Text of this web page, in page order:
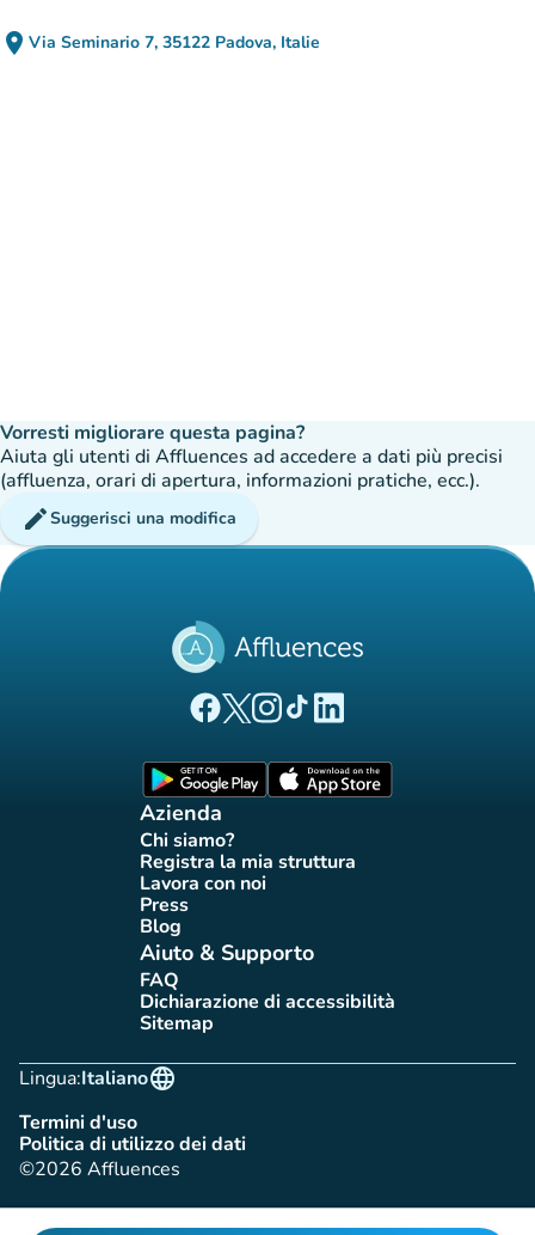
place Via Seminario 7, 35122 Padova, Italie
(apri in Google Maps)
(nuova scheda)
Vorresti migliorare questa pagina?
Aiuta gli utenti di Affluences ad accedere a dati più precisi
(affluenza, orari di apertura, informazioni pratiche, ecc.).
editSuggerisci una modifica
(nuova scheda)
(nuova scheda)
(nuova scheda)
(nuova scheda)
(nuova scheda)
Azienda
Chi siamo?(nuova scheda)
Registra la mia struttura
(nuova scheda)
Lavora con noi
(nuova scheda)
Press(nuova scheda)
Blog(nuova scheda)
Aiuto & Supporto
FAQ(nuova scheda)
Dichiarazione di accessibilità
(nuova scheda)
Sitemap(nuova scheda)
Lingua:
language
Italiano
Termini d'uso(nuova scheda)
Politica di utilizzo dei dati
(nuova scheda)
©2026 Affluences